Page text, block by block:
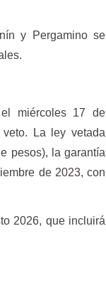
y Pergamino se
miércoles 17 de
La ley vetada
pesos), la garantía
de 2023, con
2026, que incluirá